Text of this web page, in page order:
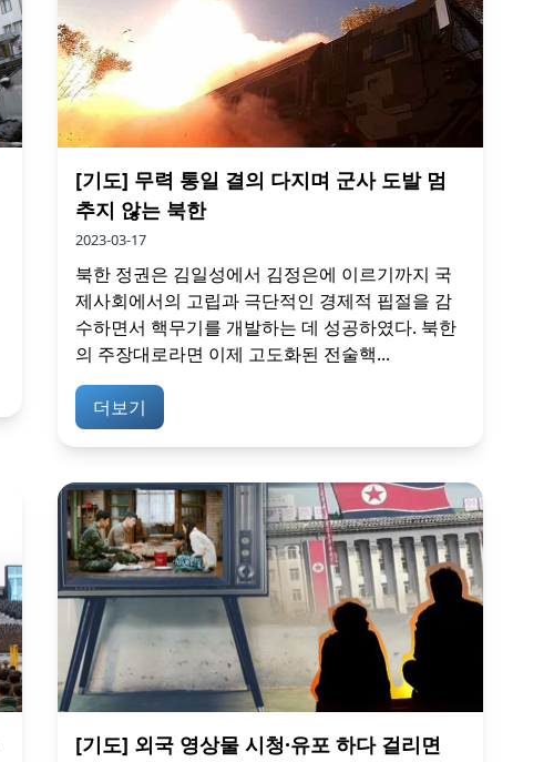
[기도] 무력 통일 결의 다지며 군사 도발 멈
추지 않는 북한
2023-03-17
북한 정권은 김일성에서 김정은에 이르기까지 국
제사회에서의 고립과 극단적인 경제적 핍절을 감
수하면서 핵무기를 개발하는 데 성공하였다. 북한
의 주장대로라면 이제 고도화된 전술핵...
더보기
[기도] 외국 영상물 시청·유포 하다 걸리면